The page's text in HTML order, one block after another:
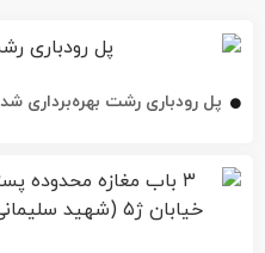
پل رودباری رشت بهره‌برداری شد